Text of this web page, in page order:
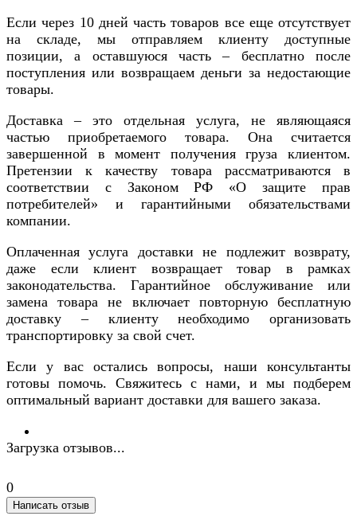
Если через 10 дней часть товаров все еще отсутствует
на складе, мы отправляем клиенту доступные
позиции, а оставшуюся часть – бесплатно после
поступления или возвращаем деньги за недостающие
товары.
Доставка – это отдельная услуга, не являющаяся
частью приобретаемого товара. Она считается
завершенной в момент получения груза клиентом.
Претензии к качеству товара рассматриваются в
соответствии с Законом РФ «О защите прав
потребителей» и гарантийными обязательствами
компании.
Оплаченная услуга доставки не подлежит возврату,
даже если клиент возвращает товар в рамках
законодательства. Гарантийное обслуживание или
замена товара не включает повторную бесплатную
доставку – клиенту необходимо организовать
транспортировку за свой счет.
Если у вас остались вопросы, наши консультанты
готовы помочь. Свяжитесь с нами, и мы подберем
оптимальный вариант доставки для вашего заказа.
Загрузка отзывов...
0
Написать отзыв